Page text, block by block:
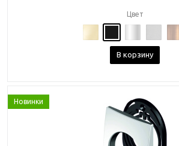
Цвет
В корзину
Новинки